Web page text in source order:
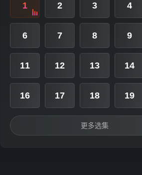
1 2 3 4
6 7 8 9
11 12 13 14
16 17 18 19
更多选集